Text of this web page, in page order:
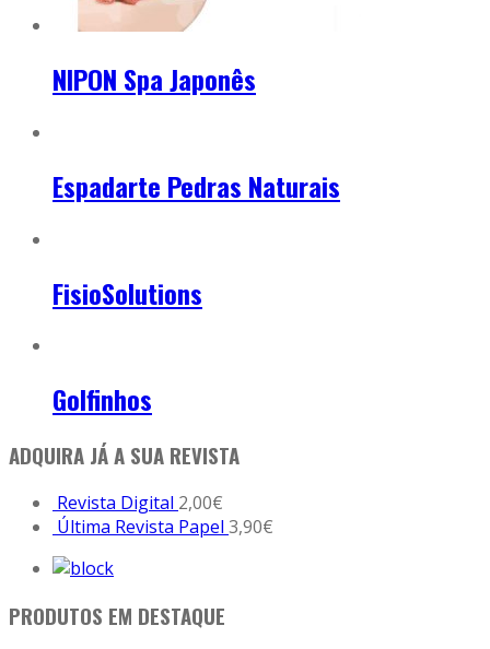
NIPON Spa Japonês
Espadarte Pedras Naturais
FisioSolutions
Golfinhos
ADQUIRA JÁ A SUA REVISTA
Revista Digital 2,00€
Última Revista Papel 3,90€
PRODUTOS EM DESTAQUE